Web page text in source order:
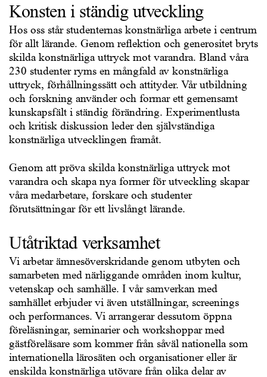
Konsten i ständig utveckling
Hos oss står studenternas konstnärliga arbete i centrum
för allt lärande. Genom reflektion och generositet bryts
skilda konstnärliga uttryck mot varandra. Bland våra
230 studenter ryms en mångfald av konstnärliga
uttryck, förhållningssätt och attityder. Vår utbildning
och forskning använder och formar ett gemensamt
kunskapsfält i ständig förändring. Experimentlusta
och kritisk diskussion leder den självständiga
konstnärliga utvecklingen framåt.
Genom att pröva skilda konstnärliga uttryck mot
varandra och skapa nya former för utveckling skapar
våra medarbetare, forskare och studenter
förutsättningar för ett livslångt lärande.
Utåtriktad verksamhet
Vi arbetar ämnesöverskridande genom utbyten och
samarbeten med närliggande områden inom kultur,
vetenskap och samhälle. I vår samverkan med
samhället erbjuder vi även utställningar, screenings
och performances. Vi arrangerar dessutom öppna
föreläsningar, seminarier och workshoppar med
gästföreläsare som kommer från såväl nationella som
internationella lärosäten och organisationer eller är
enskilda konstnärliga utövare från olika delar av